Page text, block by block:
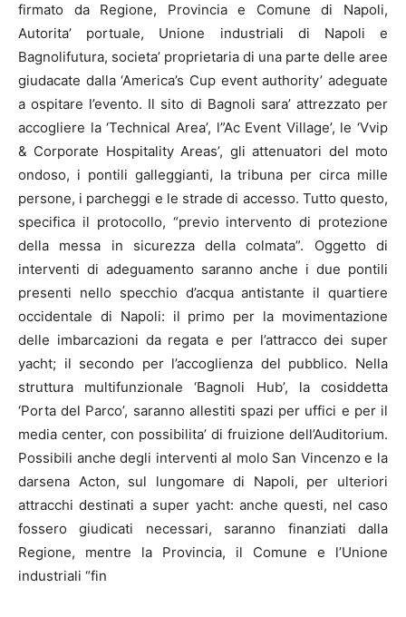
firmato da Regione, Provincia e Comune di Napoli,
Autorita’ portuale, Unione industriali di Napoli e
Bagnolifutura, societa’ proprietaria di una parte delle aree
giudacate dalla ‘America’s Cup event authority’ adeguate
a ospitare l’evento. Il sito di Bagnoli sara’ attrezzato per
accogliere la ‘Technical Area’, l”Ac Event Village’, le ‘Vvip
& Corporate Hospitality Areas’, gli attenuatori del moto
ondoso, i pontili galleggianti, la tribuna per circa mille
persone, i parcheggi e le strade di accesso. Tutto questo,
specifica il protocollo, “previo intervento di protezione
della messa in sicurezza della colmata”. Oggetto di
interventi di adeguamento saranno anche i due pontili
presenti nello specchio d’acqua antistante il quartiere
occidentale di Napoli: il primo per la movimentazione
delle imbarcazioni da regata e per l’attracco dei super
yacht; il secondo per l’accoglienza del pubblico. Nella
struttura multifunzionale ‘Bagnoli Hub’, la cosiddetta
‘Porta del Parco’, saranno allestiti spazi per uffici e per il
media center, con possibilita’ di fruizione dell’Auditorium.
Possibili anche degli interventi al molo San Vincenzo e la
darsena Acton, sul lungomare di Napoli, per ulteriori
attracchi destinati a super yacht: anche questi, nel caso
fossero giudicati necessari, saranno finanziati dalla
Regione, mentre la Provincia, il Comune e l’Unione
industriali “fin